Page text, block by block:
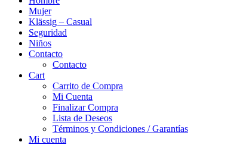
Mujer
Klässig – Casual
Seguridad
Niños
Contacto
Contacto
Cart
Carrito de Compra
Mi Cuenta
Finalizar Compra
Lista de Deseos
Términos y Condiciones / Garantías
Mi cuenta